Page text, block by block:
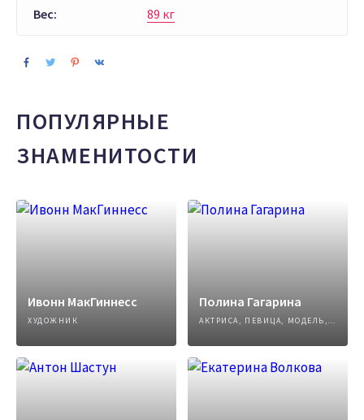
Вес: 89 кг
ПОПУЛЯРНЫЕ
ЗНАМЕНИТОСТИ
Ивонн МакГиннесс
ХУДОЖНИК
Полина Гагарина
АКТРИСА, ПЕВИЦА, МОДЕЛЬ, АВТОР ПЕСЕН